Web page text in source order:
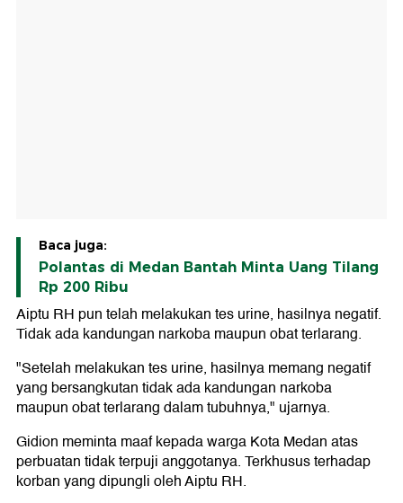
Baca juga:
Polantas di Medan Bantah Minta Uang Tilang
Rp 200 Ribu
Aiptu RH pun telah melakukan tes urine, hasilnya negatif.
Tidak ada kandungan narkoba maupun obat terlarang.
"Setelah melakukan tes urine, hasilnya memang negatif
yang bersangkutan tidak ada kandungan narkoba
maupun obat terlarang dalam tubuhnya," ujarnya.
Gidion meminta maaf kepada warga Kota Medan atas
perbuatan tidak terpuji anggotanya. Terkhusus terhadap
korban yang dipungli oleh Aiptu RH.